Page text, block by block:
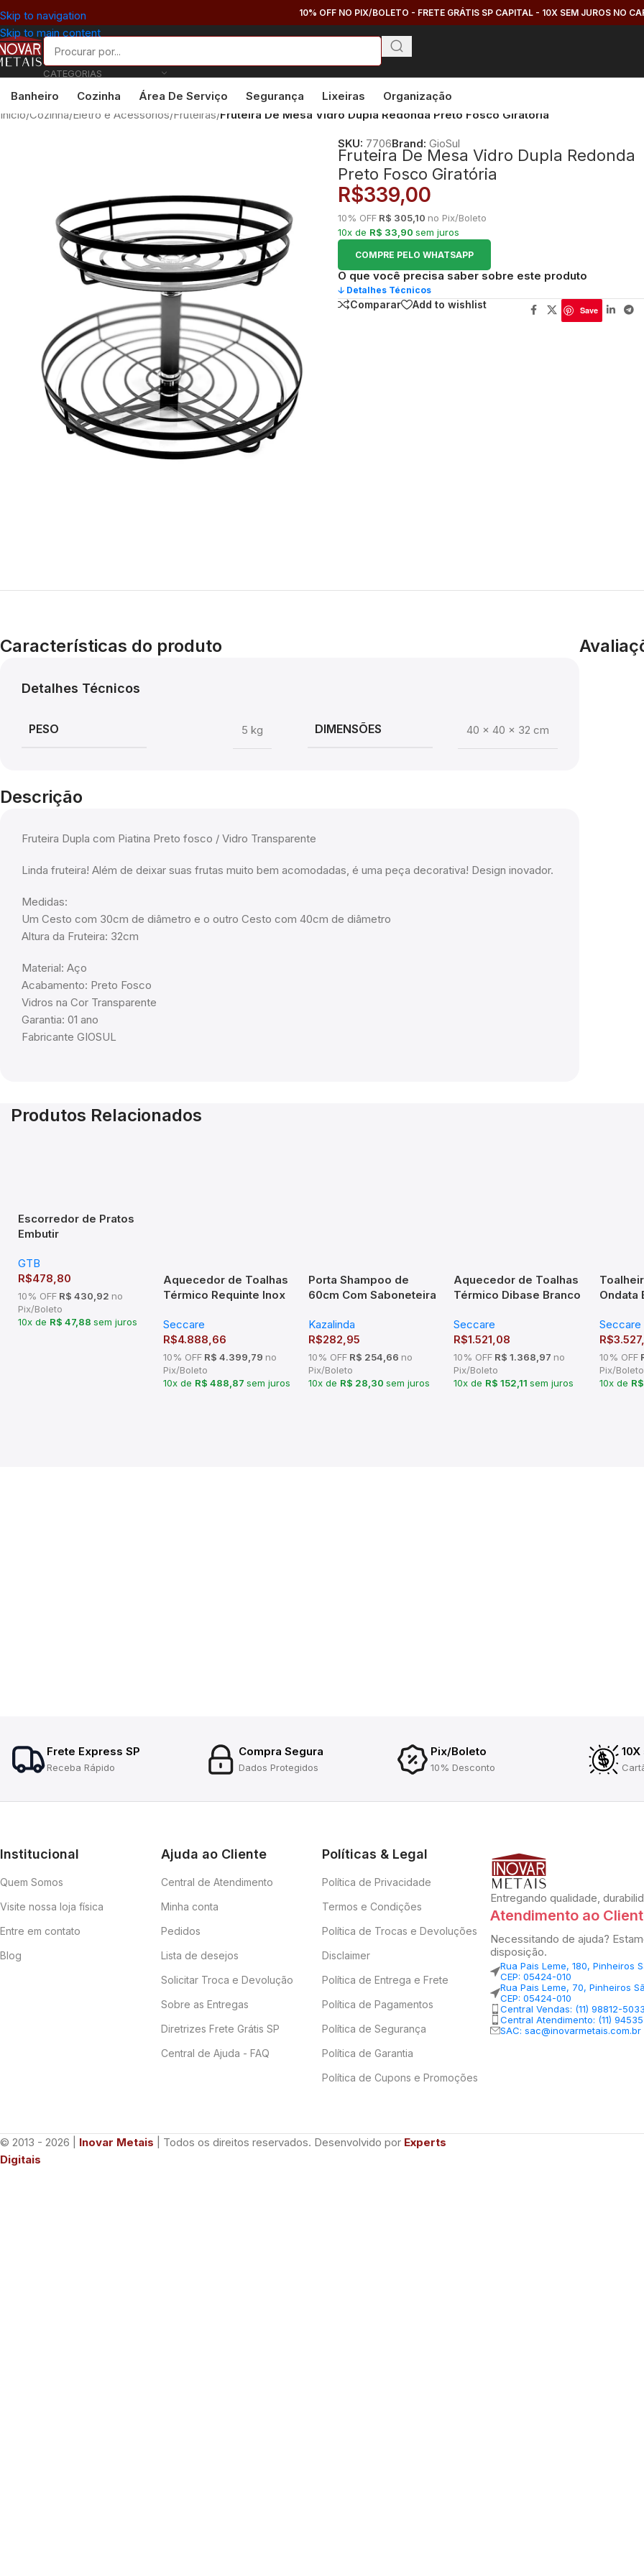
Skip to navigation
Skip to main content
10% OFF NO PIX/BOLETO - FRETE GRÁTIS SP CAPITAL - 10X SEM JUROS NO
CATEGORIAS
Banheiro Cozinha Área De Serviço Segurança Lixeiras
Organização
Início/Cozinha/Eletro e Acessórios/Fruteiras/Fruteira De Mesa Vidro Dupla Redonda Preto Fosco Giratória
SKU: 7706Brand:GioSul
Fruteira De Mesa Vidro Dupla Redonda
Preto Fosco Giratória
R$339,00
10% OFF R$ 305,10 no Pix/Boleto
10x de R$ 33,90sem juros
COMPRE PELO WHATSAPP
O que você precisa saber sobre este produto
🡣 Detalhes Técnicos
Comparar Add to wishlist Save
Características do produto
Detalhes Técnicos
PESO 5 kg DIMENSÕES 40 × 40 × 32 cm
Descrição
Fruteira Dupla com Piatina Preto fosco / Vidro Transparente
Linda fruteira! Além de deixar suas frutas muito bem acomodadas, é uma peça decorativa! Design inovador.
Medidas:
Um Cesto com 30cm de diâmetro e o outro Cesto com 40cm de diâmetro
Altura da Fruteira: 32cm
Material: Aço
Acabamento: Preto Fosco
Vidros na Cor Transparente
Garantia: 01 ano
Fabricante GIOSUL
Produtos Relacionados
Escorredor de Pratos
Embutir
800mm Inox
GTB
R$478,80
10% OFF R$ 430,92 no
Pix/Boleto
10x de R$ 47,88 sem juros
Aquecedor de Toalhas
Térmico Requinte Inox
Seccare
R$4.888,66
10% OFF R$ 4.399,79 no
Pix/Boleto
10x de R$ 488,87sem juros
Porta Shampoo de
60cm Com Saboneteira
em Latão – TM176502
Kazalinda
R$282,95
10% OFF R$ 254,66 no
Pix/Boleto
10x de R$ 28,30sem juros
Aquecedor de Toalhas
Térmico Dibase Branco
Seccare
R$1.521,08
10% OFF R$ 1.368,97 no
Pix/Boleto
10x de R$ 152,11sem juros
Ondata
Seccare
R$
10% OFF
Pix/Boleto
10x de
Frete Express SP
Receba Rápido
Compra Segura
Dados Protegidos
Pix/Boleto
10% Desconto
Institucional
Quem Somos
Visite nossa loja física
Entre em contato
Blog
Ajuda ao Cliente
Central de Atendimento
Minha conta
Pedidos
Lista de desejos
Solicitar Troca e Devolução
Sobre as Entregas
Diretrizes Frete Grátis SP
Central de Ajuda - FAQ
Políticas & Legal
Política de Privacidade
Termos e Condições
Política de Trocas e Devoluções
Disclaimer
Política de Entrega e Frete
Política de Pagamentos
Política de Segurança
Política de Garantia
Política de Cupons e Promoções
Entregando qualidade,
Atendimento ao
Necessitando de ajuda?
disposição.
Rua Pais Leme, 180, Pinheiros
CEP: 05424-010
Rua Pais Leme, 70, Pinheiros
CEP: 05424-010
Central Vendas: (11) 98812-5033
Central Atendimento: (11)
SAC: sac@inovarmetais.com.br
© 2013 - 2026 | Inovar Metais | Todos os direitos reservados. Desenvolvido por Experts
Digitais